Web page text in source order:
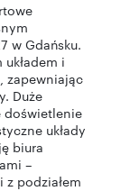
w Gdańsku.
i
zapewniając
Duże
doświetlenie
układy
biura
–
podziałem